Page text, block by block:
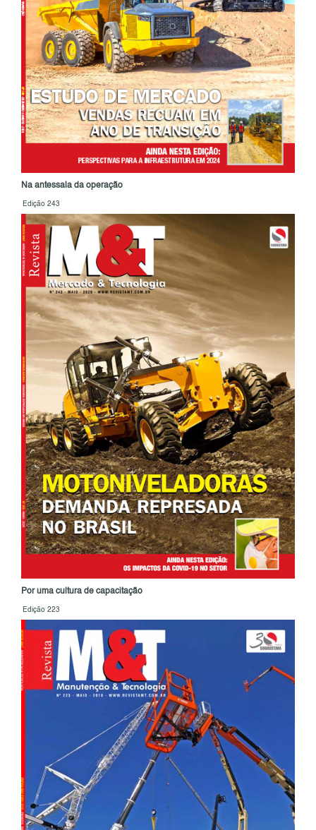
Na antessala da operação
Edição 243
Por uma cultura de capacitação
Edição 223